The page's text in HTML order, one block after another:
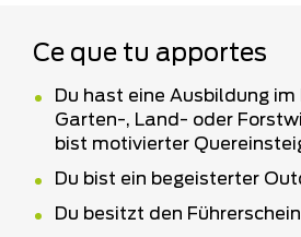
Ce que tu apportes
Du hast eine Ausbildung
Garten-, Land- oder
bist motivierter
Du bist ein begeisterter
Du besitzt den